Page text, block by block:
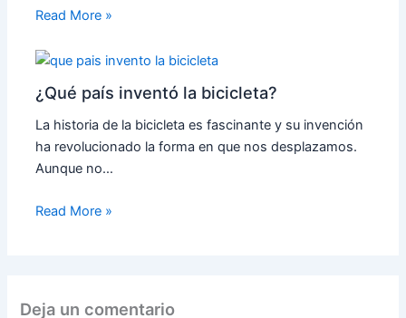
Read More »
¿Qué país inventó la bicicleta?
La historia de la bicicleta es fascinante y su invención
ha revolucionado la forma en que nos desplazamos.
Aunque no…
Read More »
Deja un comentario